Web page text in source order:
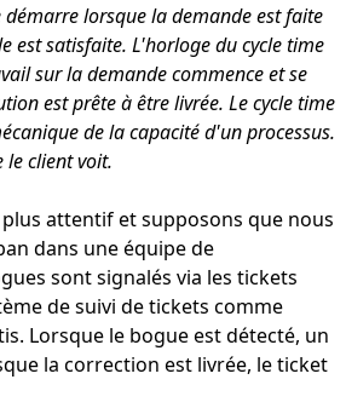
lorsque la demande est faite
est satisfaite. L'horloge du cycle time
sur la demande commence et se
est prête à être livrée. Le cycle time
de la capacité d'un processus.
le client voit.
attentif et supposons que nous
dans une équipe de
sont signalés via les tickets
de suivi de tickets comme
Lorsque le bogue est détecté, un
la correction est livrée, le ticket